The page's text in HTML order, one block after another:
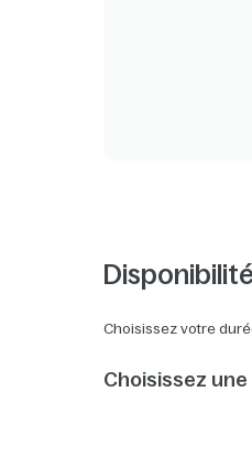
Choisissez votre
Choisissez